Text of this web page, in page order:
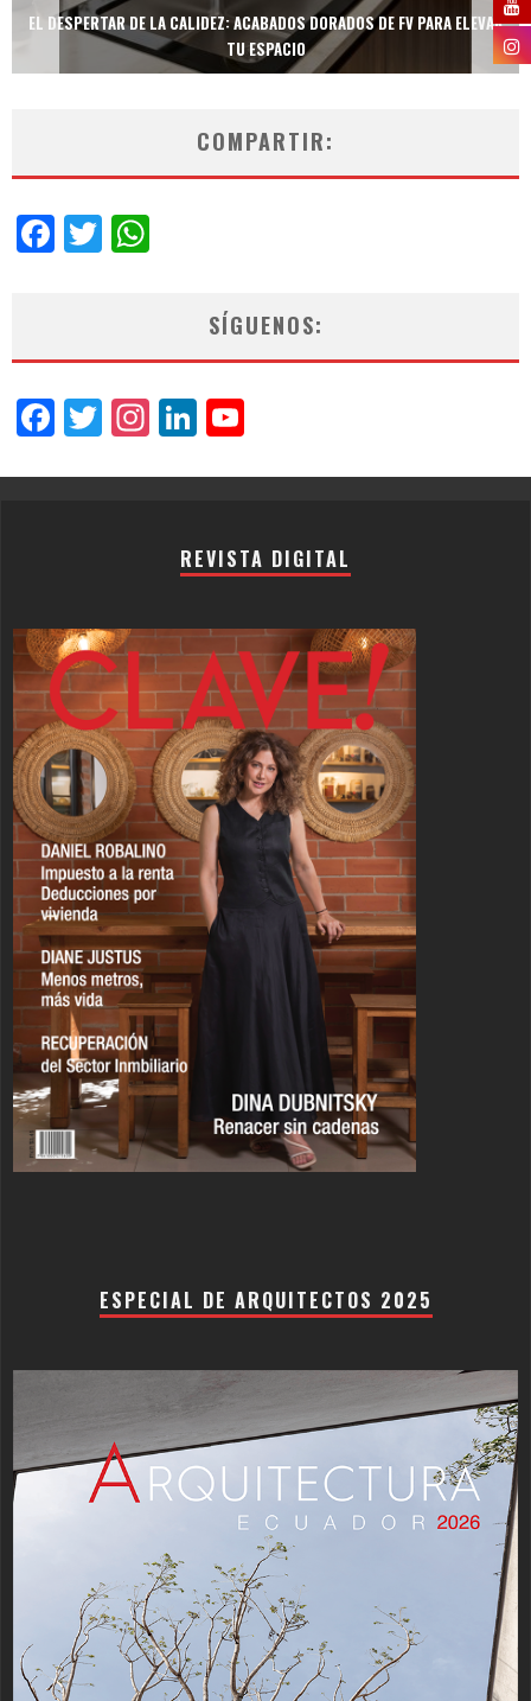
EL DESPERTAR DE LA CALIDEZ: ACABADOS DORADOS DE FV PARA ELEVAR
TU ESPACIO
COMPARTIR:
Facebook
Twitter
SÍGUENOS:
Facebook
Twitter
Instagram
LinkedIn
REVISTA DIGITAL
ESPECIAL DE ARQUITECTOS 2025